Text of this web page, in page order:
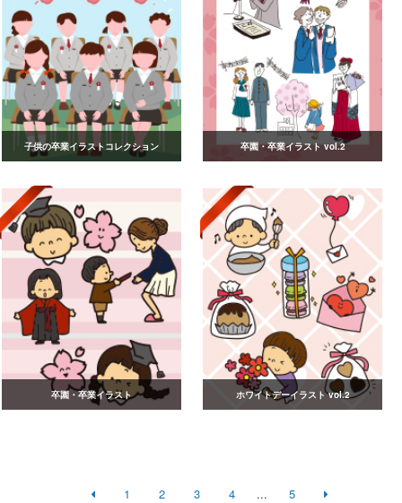
子供の卒業イラストコレクション 卒園・卒業イラスト vol.2
卒園・卒業イラスト ホワイトデーイラスト vol.2
1 2 3 4 ... 5